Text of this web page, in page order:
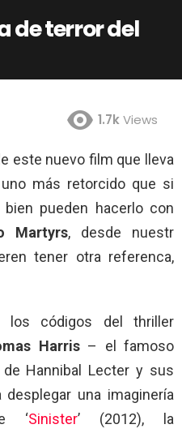
de terror del
1.7kViews
este nuevo film que lleva
más retorcido que si
pueden hacerlo con
Martyrs, desde nuestr
tener otra referenca,
los códigos del thriller
Harris– el famoso
Hannibal Lecter y sus
una imaginería
‘Sinister’ (2012), la